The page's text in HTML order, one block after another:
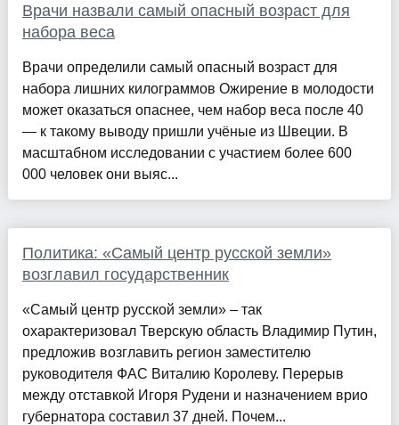
Врачи назвали самый опасный возраст для
набора веса
Врачи определили самый опасный возраст для
набора лишних килограммов Ожирение в молодости
может оказаться опаснее, чем набор веса после 40
— к такому выводу пришли учёные из Швеции. В
масштабном исследовании с участием более 600
000 человек они выяс...
Политика: «Самый центр русской земли»
возглавил государственник
«Самый центр русской земли» – так
охарактеризовал Тверскую область Владимир Путин,
предложив возглавить регион заместителю
руководителя ФАС Виталию Королеву. Перерыв
между отставкой Игоря Рудени и назначением врио
губернатора составил 37 дней. Почем...